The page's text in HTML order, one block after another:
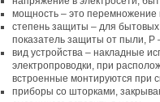
мощность – это перемножение
степень защиты – для бытовых
показатель защиты от пыли, P
вид устройства – накладные
электропроводки, при
встроенные монтируются при
приборы со шторками,